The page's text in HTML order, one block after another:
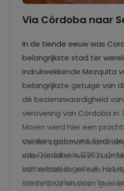
Via Córdoba naar
In de tiende eeuw was
belangrijkste stad ter
indrukwekkende Mezquita
belangrijkste getuige van
dé bezienswaardigheid
verovering van Córdoba in
Moren werd hier een
moskee gebouwd. Sinds
van Córdoba in 1236 is de
kathedraal in gebruik. Het
rondwandelen door ‘la
Verder stroomafwaarts
rivier bereiken we in 2 uur
van Andalusië en een
Santa Cruz wisselen geel